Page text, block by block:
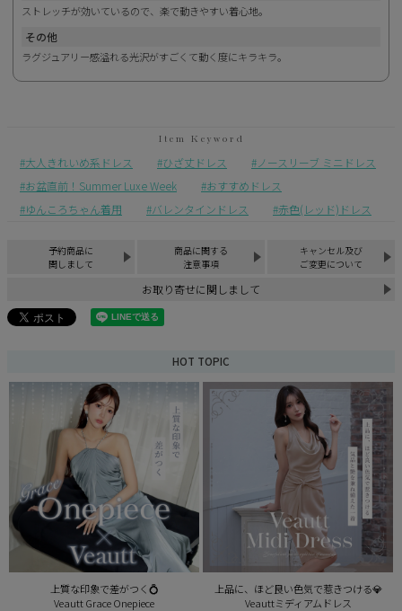
ストレッチが効いているので、楽で動きやすい着心地。
その他
ラグジュアリー感溢れる光沢がすごくて動く度にキラキラ。
大人きれいめ系ドレス ひざ丈ドレス
ノースリーブ ミニドレス
お盆直前！Summer Luxe Week
おすすめドレス
ゆんころちゃん着用
バレンタインドレス 赤色(レッド)ドレス
予約商品に
関しまして
商品に関する
注意事項
キャンセル及び
ご変更について
お取り寄せに関しまして
HOT TOPIC
上質な印象で差がつく💍
Veautt Grace Onepiece
上品に、ほど良い色気で惹きつける💎
Veauttミディアムドレス